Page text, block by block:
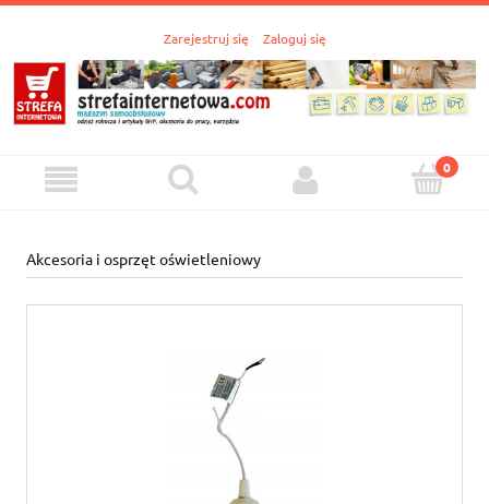
Zarejestruj się Zaloguj się
Akcesoria i osprzęt oświetleniowy